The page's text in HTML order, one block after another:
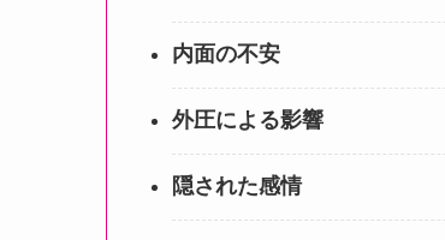
内面の不安
外圧による影響
隠された感情